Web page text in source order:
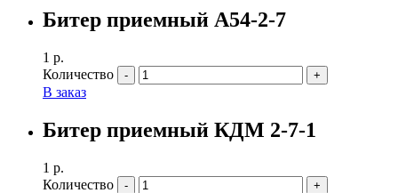
Битер приемный А54-2-7
1 р.
Количество
В заказ
Битер приемный КДМ 2-7-1
1 р.
Количество